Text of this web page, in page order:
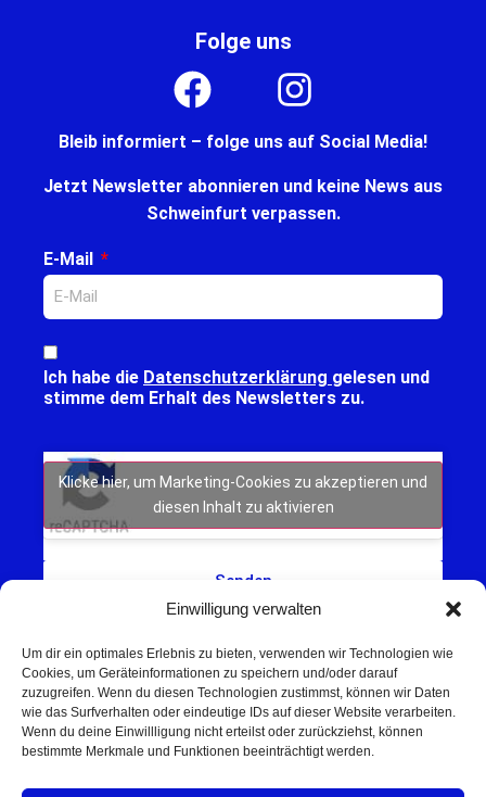
Einwilligung verwalten
Um dir ein optimales Erlebnis zu bieten, verwenden wir Technologien wie
Cookies, um Geräteinformationen zu speichern und/oder darauf
zuzugreifen. Wenn du diesen Technologien zustimmst, können wir Daten
wie das Surfverhalten oder eindeutige IDs auf dieser Website verarbeiten.
Wenn du deine Einwillligung nicht erteilst oder zurückziehst, können
bestimmte Merkmale und Funktionen beeinträchtigt werden.
Schweinfurt NEWS – Aktuelle Nachrichten,
Umgebung.
Folge uns
Bleib informiert – folge uns auf Social Media!
Jetzt Newsletter abonnieren und keine News aus
Schweinfurt verpassen.
E-Mail
Ich habe die Datenschutzerklärung gelesen und
stimme dem Erhalt des Newsletters zu.
Klicke hier, um Marketing-Cookies zu akzeptieren und
diesen Inhalt zu aktivieren
Senden